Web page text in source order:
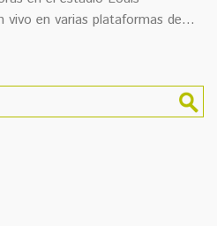
en varias plataformas de